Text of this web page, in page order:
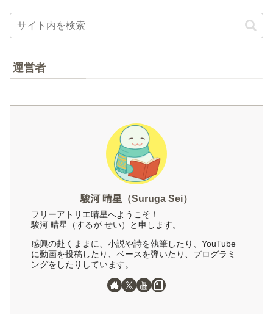
運営者
駿河 晴星（Suruga Sei）
フリーアトリエ晴星へようこそ！
駿河 晴星（するが せい）と申します。
感興の赴くままに、小説や詩を執筆したり、YouTube
に動画を投稿したり、ベースを弾いたり、プログラミ
ングをしたりしています。